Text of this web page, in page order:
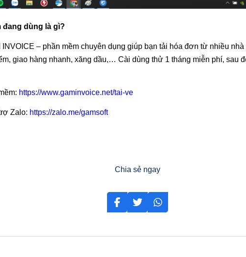
dùng là gì?
INVOICE – phần mềm chuyên dụng giúp bạn tải hóa đơn từ nhiều
giao hàng nhanh, xăng dầu,… Cài dùng thử 1 tháng miễn phí, sau
https://www.gaminvoice.net/tai-ve
Zalo: https://zalo.me/gamsoft
Chia sẻ ngay